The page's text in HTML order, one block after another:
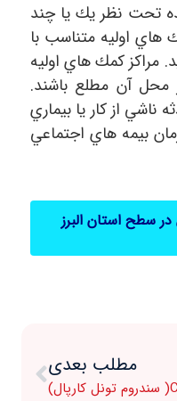
تحت نظر يك يا چند
هاي اوليه متناسب با
مراكز كمك هاي اوليه
آن مطلع باشند.
از كار يا بيماري
كارگران از سازمان بيمه هاي اجتماعي
سطح استان البرز
مطلب بعدی